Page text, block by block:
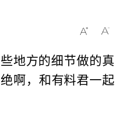
地方的细节做的真
啊，和有料君一起